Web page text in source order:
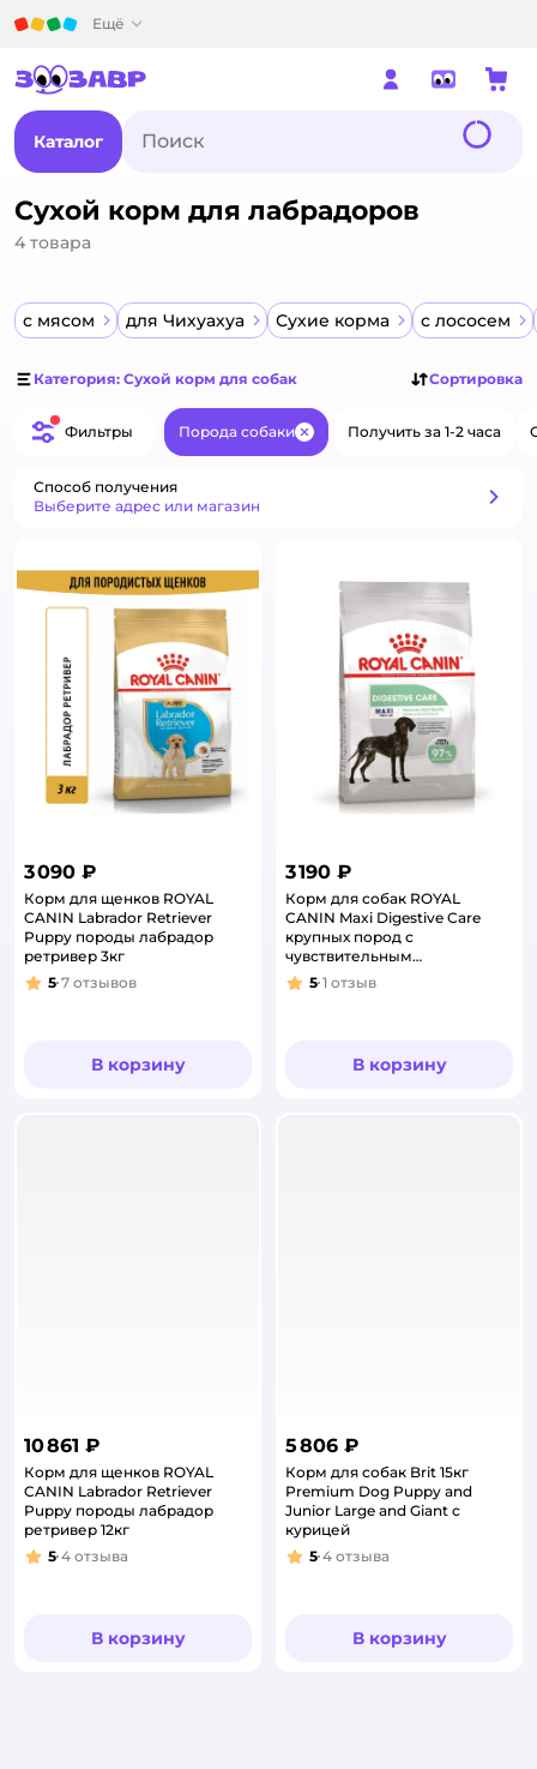
Ещё
Каталог
Сухой корм для лабрадоров
4 товара
с мясом для Чихуахуа Сухие корма с лососем
Категория: Сухой корм для собак Сортировка
Фильтры Порода собаки ЗакрытьПолучить за 1-2 часа
Способ получения
Выберите адрес или магазин
3 090 ₽
Корм для щенков ROYAL
CANIN Labrador Retriever
Puppy породы лабрадор
ретривер 3кг
Рейтинг:
5 7 отзывов
В корзину
3 190 ₽
Корм для собак ROYAL
CANIN Maxi Digestive Care
крупных пород с
чувствительным
пищеварением 3кг
Рейтинг:
5 1 отзыв
В корзину
10 861 ₽
Корм для щенков ROYAL
CANIN Labrador Retriever
Puppy породы лабрадор
ретривер 12кг
Рейтинг:
5 4 отзыва
В корзину
5 806 ₽
Корм для собак Brit 15кг
Premium Dog Puppy and
Junior Large and Giant с
курицей
Рейтинг:
5 4 отзыва
В корзину